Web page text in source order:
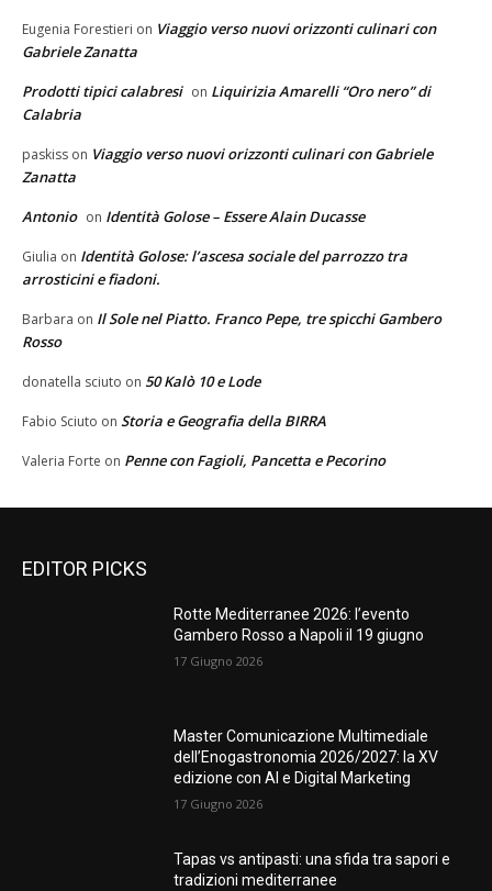
Eugenia Forestieri on Viaggio verso nuovi orizzonti culinari con
Gabriele Zanatta
Prodotti tipici calabresi on Liquirizia Amarelli “Oro nero” di
Calabria
paskiss on Viaggio verso nuovi orizzonti culinari con Gabriele
Zanatta
Antonio on Identità Golose – Essere Alain Ducasse
Giulia on Identità Golose: l’ascesa sociale del parrozzo tra
arrosticini e fiadoni.
Barbara on Il Sole nel Piatto. Franco Pepe, tre spicchi Gambero
Rosso
donatella sciuto on 50 Kalò 10 e Lode
Fabio Sciuto on Storia e Geografia della BIRRA
Valeria Forte on Penne con Fagioli, Pancetta e Pecorino
EDITOR PICKS
Rotte Mediterranee 2026: l’evento
Gambero Rosso a Napoli il 19 giugno
17 Giugno 2026
Master Comunicazione Multimediale
dell’Enogastronomia 2026/2027: la XV
edizione con AI e Digital Marketing
17 Giugno 2026
Tapas vs antipasti: una sfida tra sapori e
tradizioni mediterranee